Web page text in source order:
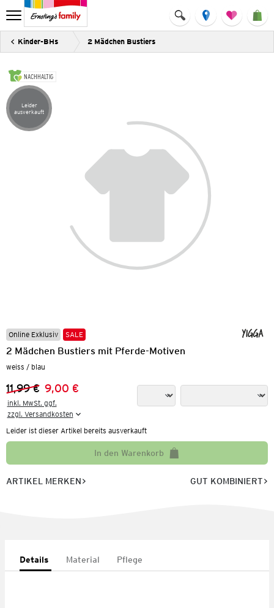
Kinder-BHs 2 Mädchen Bustiers
NACHHALTIG
Artikel leider ausverkauft
Leider
ausverkauft
Online Exklusiv SALE
2 Mädchen Bustiers mit Pferde-Motiven
weiss / blau
Vorheriger Preis:
11,99 €
Neuer Preis:
9,00 €
inkl. MwSt. ggf.
zzgl. Versandkosten
Leider ist dieser Artikel bereits ausverkauft
In den Warenkorb
ARTIKEL MERKEN GUT KOMBINIERT
Details Material Pflege